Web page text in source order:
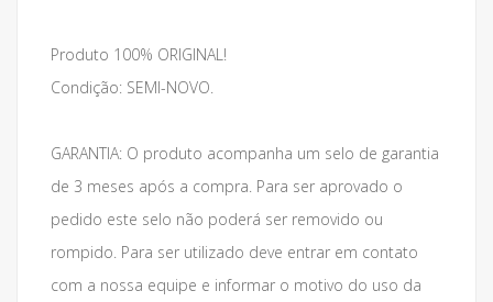
Produto 100% ORIGINAL!
Condição: SEMI-NOVO.
GARANTIA: O produto acompanha um selo de garantia
de 3 meses após a compra. Para ser aprovado o
pedido este selo não poderá ser removido ou
rompido. Para ser utilizado deve entrar em contato
com a nossa equipe e informar o motivo do uso da